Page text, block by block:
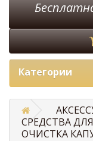
Категории
СРЕДСТВА
ОЧИСТКА